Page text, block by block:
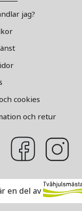
jag?
cookies
och retur
en del av